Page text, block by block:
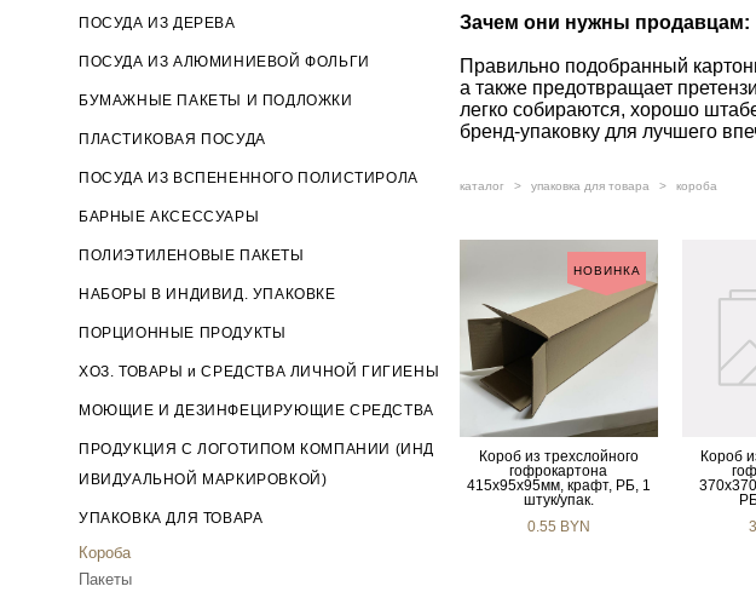
ПОСУДА ИЗ ДЕРЕВА
ПОСУДА ИЗ АЛЮМИНИЕВОЙ ФОЛЬГИ
БУМАЖНЫЕ ПАКЕТЫ И ПОДЛОЖКИ
ПЛАСТИКОВАЯ ПОСУДА
ПОСУДА ИЗ ВСПЕНЕННОГО ПОЛИСТИРОЛА
БАРНЫЕ АКСЕССУАРЫ
ПОЛИЭТИЛЕНОВЫЕ ПАКЕТЫ
НАБОРЫ В ИНДИВИД. УПАКОВКЕ
ПОРЦИОННЫЕ ПРОДУКТЫ
ХОЗ. ТОВАРЫ и СРЕДСТВА ЛИЧНОЙ ГИГИЕНЫ
МОЮЩИЕ И ДЕЗИНФЕЦИРУЮЩИЕ СРЕДСТВА
ПРОДУКЦИЯ С ЛОГОТИПОМ КОМПАНИИ (ИНД
ИВИДУАЛЬНОЙ МАРКИРОВКОЙ)
УПАКОВКА ДЛЯ ТОВАРА
Короба
Пакеты
Зачем они нужны продавцам:
Правильно подобранный
а также предотвращает
легко собираются, хорошо
бренд‑упаковку для лучшего
каталог > упаковка для товара > короба
НОВИНКА
Короб из трехслойного
гофрокартона
415х95х95мм, крафт, РБ, 1
штук/упак.
0.55 BYN
Короб